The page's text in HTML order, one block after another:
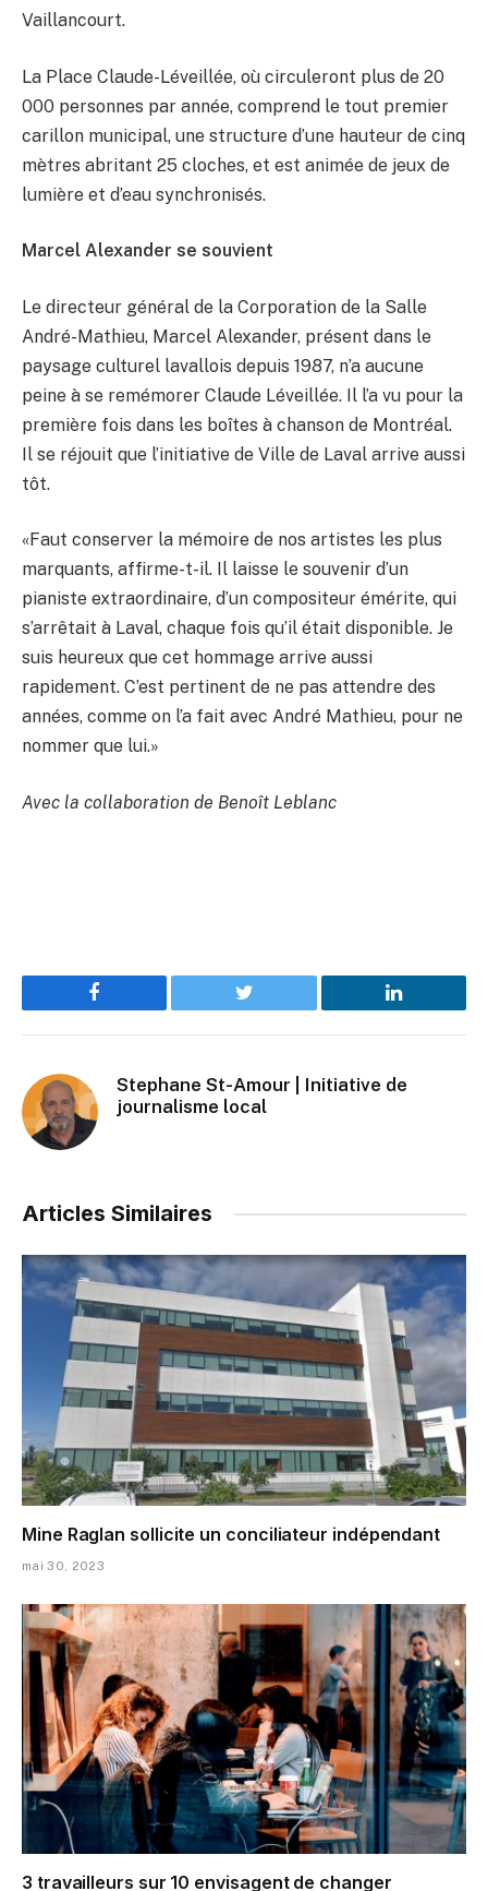
Vaillancourt.
La Place Claude-Léveillée, où circuleront plus de 20
000 personnes par année, comprend le tout premier
carillon municipal, une structure d’une hauteur de cinq
mètres abritant 25 cloches, et est animée de jeux de
lumière et d’eau synchronisés.
Marcel Alexander se souvient
Le directeur général de la Corporation de la Salle
André-Mathieu, Marcel Alexander, présent dans le
paysage culturel lavallois depuis 1987, n’a aucune
peine à se remémorer Claude Léveillée. Il l’a vu pour la
première fois dans les boîtes à chanson de Montréal.
Il se réjouit que l’initiative de Ville de Laval arrive aussi
tôt.
«Faut conserver la mémoire de nos artistes les plus
marquants, affirme-t-il. Il laisse le souvenir d’un
pianiste extraordinaire, d’un compositeur émérite, qui
s’arrêtait à Laval, chaque fois qu’il était disponible. Je
suis heureux que cet hommage arrive aussi
rapidement. C’est pertinent de ne pas attendre des
années, comme on l’a fait avec André Mathieu, pour ne
nommer que lui.»
Avec la collaboration de Benoît Leblanc
Facebook Twitter LinkedIn
Stephane St-Amour | Initiative de
journalisme local
Articles Similaires
Mine Raglan sollicite un conciliateur indépendant
mai 30, 2023
3 travailleurs sur 10 envisagent de changer